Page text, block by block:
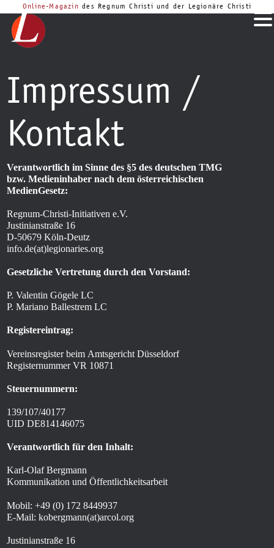
Online-Magazin des Regnum Christi und der Legionäre Christi
Impressum /
Kontakt
Verantwortlich im Sinne des §5 des deutschenTMG
bzw. Medieninhaber nach dem österreichischen
MedienGesetz:
Regnum-Christi-Initiativen e.V.
Justinianstraße 16
D-50679 Köln-Deutz
info.de(at)legionaries.org
Gesetzliche Vertretung durch den Vorstand:
P. Valentin GögeleLC
P. Mariano BallestremLC
Registereintrag:
Vereinsregister beim Amtsgericht Düsseldorf
RegisternummerVR 10871
Steuernummern:
139/107/40177
UID DE814146075
Verantwortlich für den Inhalt:
Karl-Olaf Bergmann
Kommunikation und Öffentlichkeitsarbeit
Mobil: +49 (0) 1728449937
E-Mail: kobergmann(at)arcol.org
Justinianstraße 16